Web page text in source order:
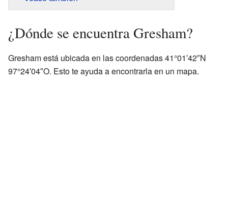
¿Dónde se encuentra Gresham?
Gresham está ubicada en las coordenadas 41°01′42″N
97°24′04″O. Esto te ayuda a encontrarla en un mapa.